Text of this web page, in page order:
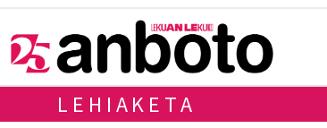
LEHIAKETA